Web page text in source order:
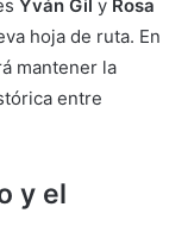
Yván Gil y Rosa
hoja de ruta. En
mantener la
entre
y el